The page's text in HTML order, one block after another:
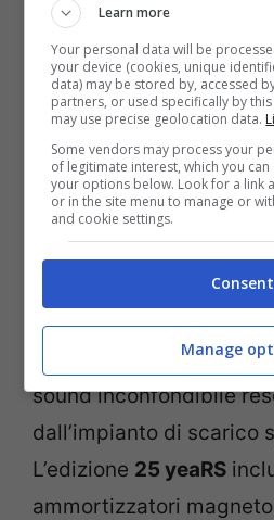
modello
La Audi RS 3 Sportback
sound inconfondibile
dall’impianto di scarico
L’edizione 25 yeaRS
ammortizzatori
Learn more
Your personal data will be
your device (cookies, unique
data) may be stored by, accessed
partners, or used specifically by
may use precise geolocation data.
Some vendors may process your
of legitimate interest, which you
your options below. Look for a link
or in the site menu to manage or
and cookie settings.
Consent
Manage